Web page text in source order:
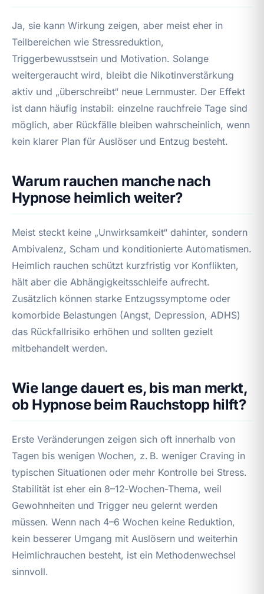
Ja, sie kann Wirkung zeigen, aber meist eher in
Teilbereichen wie Stressreduktion,
Triggerbewusstsein und Motivation. Solange
weitergeraucht wird, bleibt die Nikotinverstärkung
aktiv und „überschreibt“ neue Lernmuster. Der Effekt
ist dann häufig instabil: einzelne rauchfreie Tage sind
möglich, aber Rückfälle bleiben wahrscheinlich, wenn
kein klarer Plan für Auslöser und Entzug besteht.
Warum rauchen manche nach
Hypnose heimlich weiter?
Meist steckt keine „Unwirksamkeit“ dahinter, sondern
Ambivalenz, Scham und konditionierte Automatismen.
Heimlich rauchen schützt kurzfristig vor Konflikten,
hält aber die Abhängigkeitsschleife aufrecht.
Zusätzlich können starke Entzugssymptome oder
komorbide Belastungen (Angst, Depression, ADHS)
das Rückfallrisiko erhöhen und sollten gezielt
mitbehandelt werden.
Wie lange dauert es, bis man merkt,
ob Hypnose beim Rauchstopp hilft?
Erste Veränderungen zeigen sich oft innerhalb von
Tagen bis wenigen Wochen, z. B. weniger Craving in
typischen Situationen oder mehr Kontrolle bei Stress.
Stabilität ist eher ein 8–12‑Wochen-Thema, weil
Gewohnheiten und Trigger neu gelernt werden
müssen. Wenn nach 4–6 Wochen keine Reduktion,
kein besserer Umgang mit Auslösern und weiterhin
Heimlichrauchen besteht, ist ein Methodenwechsel
sinnvoll.